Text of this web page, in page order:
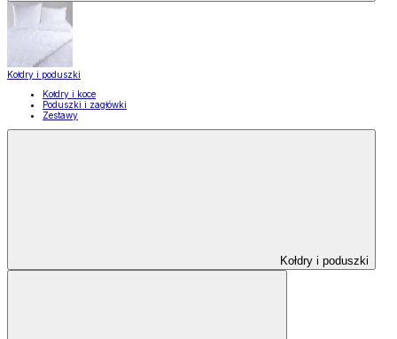
Kołdry i poduszki
Kołdry i koce
Poduszki i zagłówki
Zestawy
Kołdry i poduszki